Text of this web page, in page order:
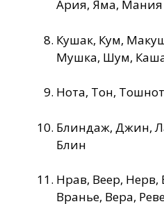
Ария, Яма, Мания
Кушак, Кум,
Мушка, Шум,
Нота, Тон,
Блиндаж, Джин,
Блин
Нрав, Веер, Нерв,
Вранье, Вера,